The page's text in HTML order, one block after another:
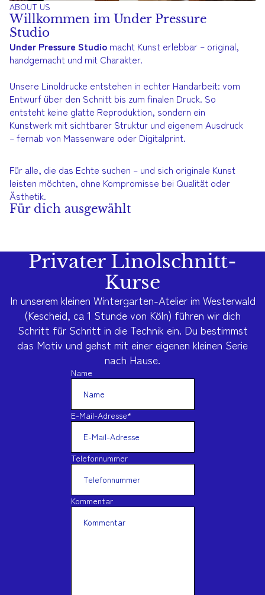
ABOUT US
Willkommen im Under Pressure
Studio
Under Pressure Studio macht Kunst erlebbar – original,
handgemacht und mit Charakter.
Unsere Linoldrucke entstehen in echter Handarbeit: vom
Entwurf über den Schnitt bis zum finalen Druck. So
entsteht keine glatte Reproduktion, sondern ein
Kunstwerk mit sichtbarer Struktur und eigenem Ausdruck
– fernab von Massenware oder Digitalprint.
Für alle, die das Echte suchen – und sich originale Kunst
leisten möchten, ohne Kompromisse bei Qualität oder
Ästhetik.
Für dich ausgewählt
Privater Linolschnitt-
Kurse
In unserem kleinen Wintergarten-Atelier im Westerwald
(Kescheid, ca 1 Stunde von Köln) führen wir dich
Schritt für Schritt in die Technik ein. Du bestimmst
das Motiv und gehst mit einer eigenen kleinen Serie
nach Hause.
Name
E-Mail-Adresse*
Telefonnummer
Kommentar